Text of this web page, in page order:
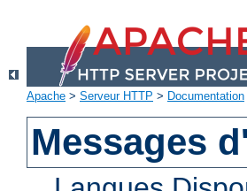
Apache > Serveur HTTP > Documentation
Messages